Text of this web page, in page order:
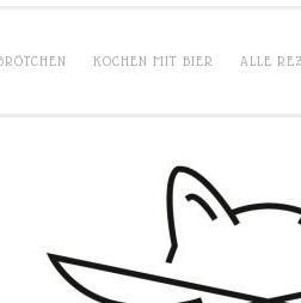
KOCHEN MIT BIER ALLE